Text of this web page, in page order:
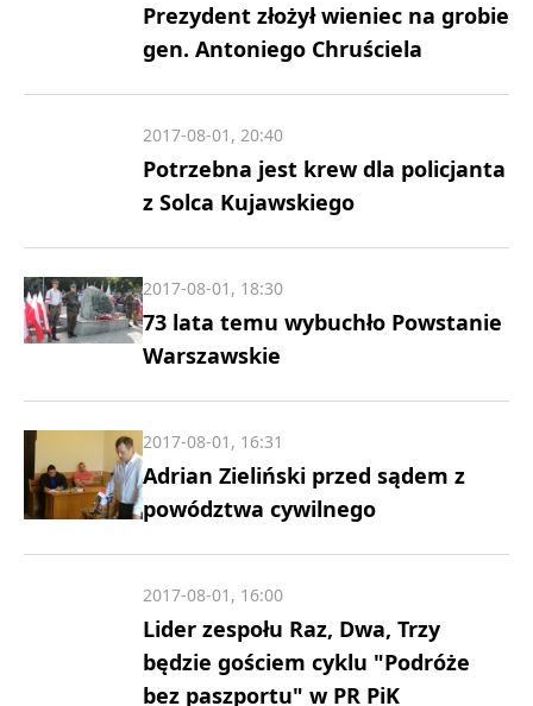
Prezydent złożył wieniec na grobie
gen. Antoniego Chruściela
Potrzebna jest krew dla policjanta
z Solca Kujawskiego
2017-08-01, 20:40
73 lata temu wybuchło Powstanie
Warszawskie
2017-08-01, 18:30
Adrian Zieliński przed sądem z
powództwa cywilnego
2017-08-01, 16:31
Lider zespołu Raz, Dwa, Trzy
będzie gościem cyklu "Podróże
bez paszportu" w PR PiK
2017-08-01, 16:00